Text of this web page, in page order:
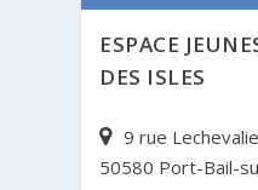
ESPACE
DES ISLES
9 rue
50580 Port-Bail-